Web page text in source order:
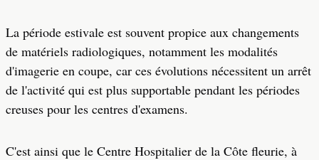
La période estivale est souvent propice aux changements
de matériels radiologiques, notamment les modalités
d'imagerie en coupe, car ces évolutions nécessitent un arrêt
de l'activité qui est plus supportable pendant les périodes
creuses pour les centres d'examens.
C'est ainsi que le Centre Hospitalier de la Côte fleurie, à